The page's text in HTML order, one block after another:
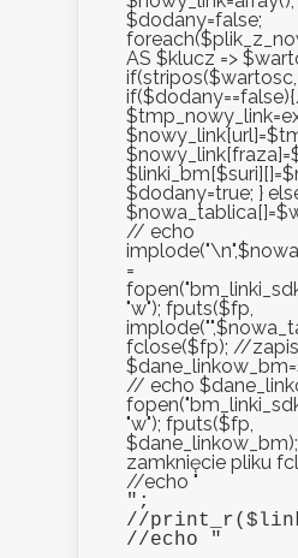
$dodany=false;
AS $klucz =>
if(stripos($wartosc,
$dodany=true; }
// echo
=
"w"); fputs($fp,
fclose($fp); //
// echo
"w"); fputs($fp,
zamknięcie pliku
//echo "
";
//
//echo "